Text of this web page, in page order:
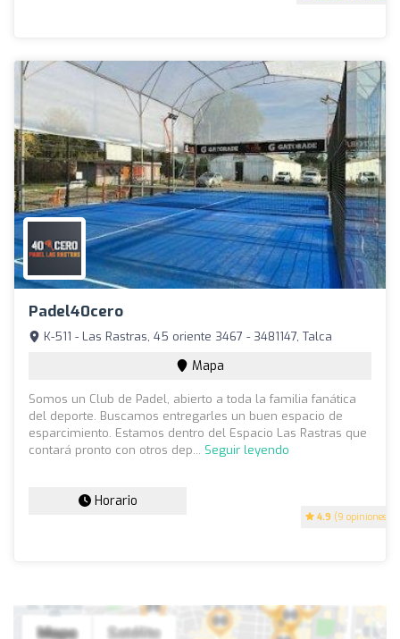
Padel40cero
4.9 (9 opiniones)
K-511 - Las Rastras, 45 oriente 3467 - 3481147, Talca
Mapa
Somos un Club de Padel, abierto a toda la familia fanática
del deporte. Buscamos entregarles un buen espacio de
esparcimiento. Estamos dentro del Espacio Las Rastras que
contará pronto con otros dep... Seguir leyendo
Horario